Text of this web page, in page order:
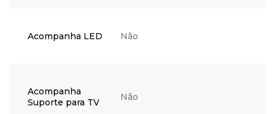
Acompanha LED Não
Acompanha
Suporte para TV
Não